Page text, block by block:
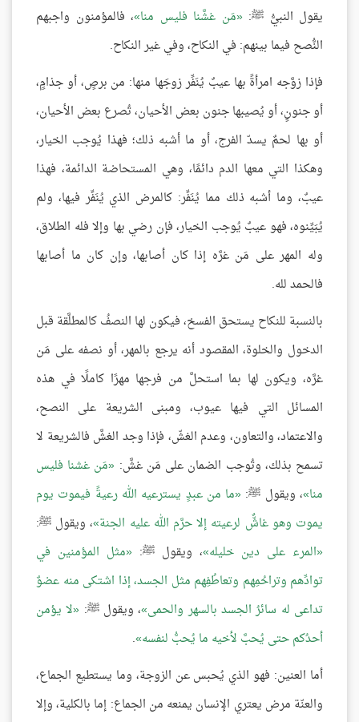
يقول النبيُّ ﷺ: مَن غشَّنا فليس منا ، فالمؤمنون واجبهم
النُّصح فيما بينهم: في النكاح، وفي غير النكاح.
فإذا زوَّجه امرأةً بها عيبٌ يُنَفِّر زوجَها منها: من برصٍ، أو جذامٍ،
أو جنونٍ، أو يُصيبها جنون بعض الأحيان، تُصرع بعض الأحيان،
أو بها لحمٌ يسدّ الفرج، أو ما أشبه ذلك؛ فهذا يُوجب الخيار،
وهكذا التي معها الدم دائمًا، وهي المستحاضة الدائمة، فهذا
عيبٌ، وما أشبه ذلك مما يُنَفِّر: كالمرض الذي يُنَفِّر فيها، ولم
يُبَيِّنوه، فهو عيبٌ يُوجب الخيار، فإن رضي بها وإلا فله الطلاق،
وله المهر على مَن غرَّه إذا كان أصابها، وإن كان ما أصابها
فالحمد لله.
بالنسبة للنكاح يستحق الفسخ، فيكون لها النصفُ كالمطلَّقة قبل
الدخول والخلوة، المقصود أنه يرجع بالمهر، أو نصفه على مَن
غرَّه، ويكون لها بما استحلَّ من فرجها مهرًا كاملًا في هذه
المسائل التي فيها عيوب، ومبنى الشريعة على النصح،
والاعتماد، والتعاون، وعدم الغشّ، فإذا وجد الغشَّ فالشريعة لا
تسمح بذلك، وتُوجب الضمان على مَن غشَّ: مَن غشنا فليس
منا ، ويقول ﷺ: ما من عبدٍ يسترعيه الله رعيةً فيموت يوم
يموت وهو غاشٌّ لرعيته إلا حرَّم الله عليه الجنة ، ويقول ﷺ:
المرء على دين خليله ، ويقول ﷺ:
مثل المؤمنين في
توادِّهم وتراحُمِهم وتعاطُفِهم مثل الجسد، إذا اشتكى منه عضوٌ
تداعى له سائرُ الجسد بالسهر والحمى ، ويقول ﷺ: لا يؤمن
أحدُكم حتى يُحبَّ لأخيه ما يُحبُّ لنفسه .
أما العنين: فهو الذي يُحبس عن الزوجة، وما يستطيع الجماع،
والعنّة مرض يعتري الإنسان يمنعه من الجماع: إما بالكلية، وإلا